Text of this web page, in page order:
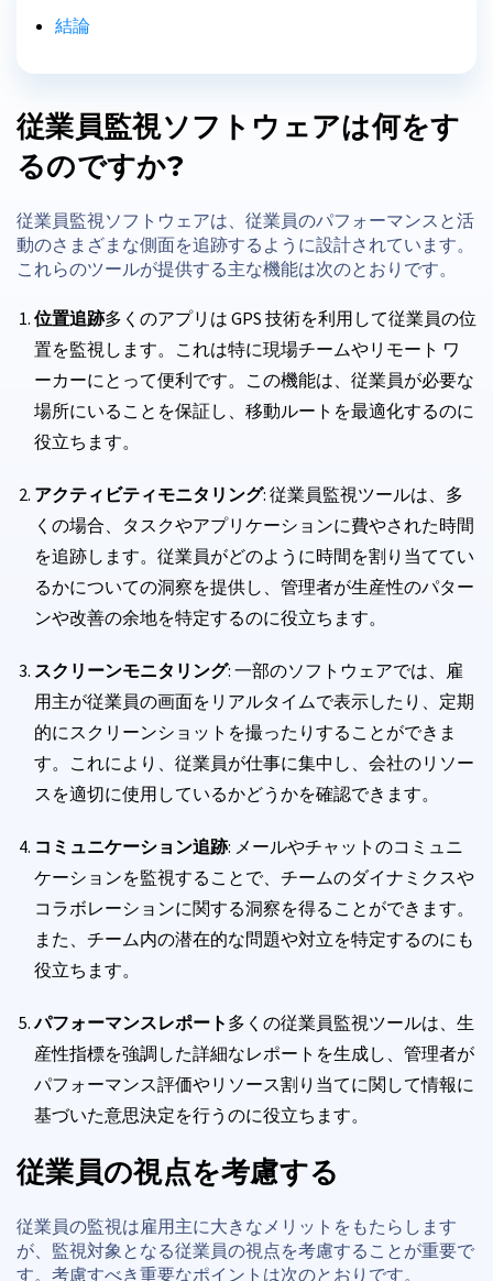
結論
従業員監視ソフトウェアは何をす
るのですか?
従業員監視ソフトウェアは、従業員のパフォーマンスと活
動のさまざまな側面を追跡するように設計されています。
これらのツールが提供する主な機能は次のとおりです。
位置追跡多くのアプリは GPS 技術を利用して従業員の位
置を監視します。これは特に現場チームやリモート ワ
ーカーにとって便利です。この機能は、従業員が必要な
場所にいることを保証し、移動ルートを最適化するのに
役立ちます。
アクティビティモニタリング: 従業員監視ツールは、多
くの場合、タスクやアプリケーションに費やされた時間
を追跡します。従業員がどのように時間を割り当ててい
るかについての洞察を提供し、管理者が生産性のパター
ンや改善の余地を特定するのに役立ちます。
スクリーンモニタリング: 一部のソフトウェアでは、雇
用主が従業員の画面をリアルタイムで表示したり、定期
的にスクリーンショットを撮ったりすることができま
す。これにより、従業員が仕事に集中し、会社のリソー
スを適切に使用しているかどうかを確認できます。
コミュニケーション追跡: メールやチャットのコミュニ
ケーションを監視することで、チームのダイナミクスや
コラボレーションに関する洞察を得ることができます。
また、チーム内の潜在的な問題や対立を特定するのにも
役立ちます。
パフォーマンスレポート 多くの従業員監視ツールは、生
産性指標を強調した詳細なレポートを生成し、管理者が
パフォーマンス評価やリソース割り当てに関して情報に
基づいた意思決定を行うのに役立ちます。
従業員の視点を考慮する
従業員の監視は雇用主に大きなメリットをもたらします
が、監視対象となる従業員の視点を考慮することが重要で
す。考慮すべき重要なポイントは次のとおりです。